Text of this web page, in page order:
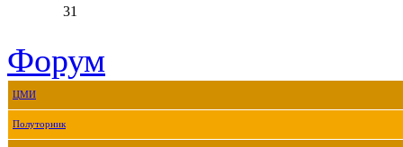
31
Форум
ЦМИ
Полуторник